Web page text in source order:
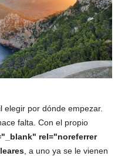
por dónde empezar.
falta. Con el propio
rel="noreferrer
, a uno ya se le vienen